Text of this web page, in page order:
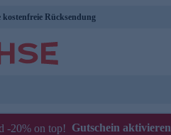
kostenfreie Rücksendung
-20% on top! Gutschein aktivieren